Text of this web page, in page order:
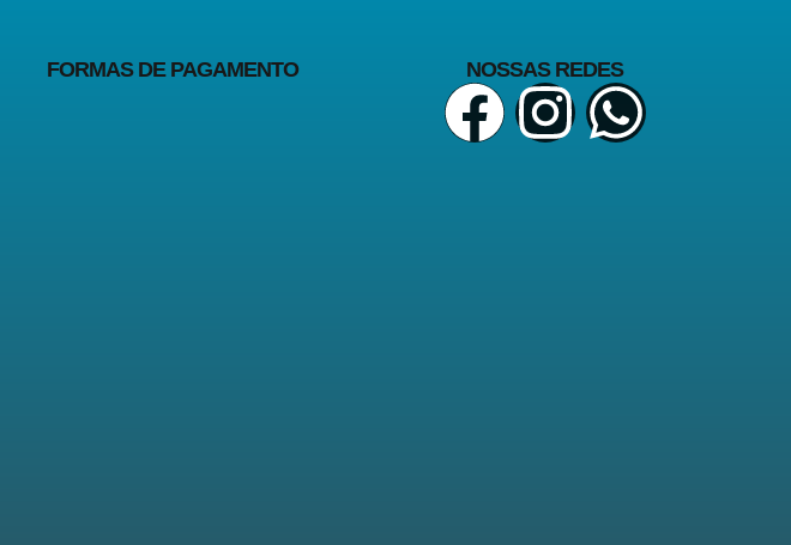
FORMAS DE PAGAMENTO NOSSAS REDES